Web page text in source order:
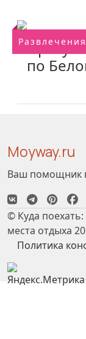
по
Развлечения
Moyway.ru
Ваш помощник
© Куда
места отдыха
Политика